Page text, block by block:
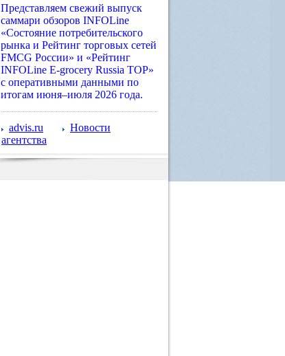
Представляем свежий выпуск
саммари обзоров INFOLine
«Состояние потребительского
рынка и Рейтинг торговых сетей
FMCG России» и «Рейтинг
INFOLine E-grocery Russia TOP»
с оперативными данными по
итогам июня–июля 2026 года.
advis.ru
Новости
агентства